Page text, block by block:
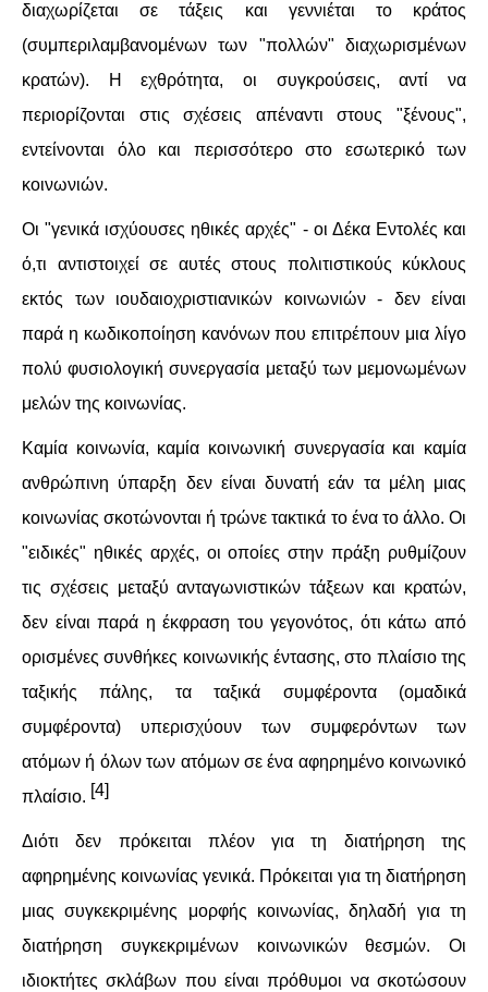
διαχωρίζεται σε τάξεις και γεννιέται το κράτος
(συμπεριλαμβανομένων των "πολλών" διαχωρισμένων
κρατών). Η εχθρότητα, οι συγκρούσεις, αντί να
περιορίζονται στις σχέσεις απέναντι στους "ξένους",
εντείνονται όλο και περισσότερο στο εσωτερικό των
κοινωνιών.
Οι "γενικά ισχύουσες ηθικές αρχές" - οι Δέκα Εντολές και
ό,τι αντιστοιχεί σε αυτές στους πολιτιστικούς κύκλους
εκτός των ιουδαιοχριστιανικών κοινωνιών - δεν είναι
παρά η κωδικοποίηση κανόνων που επιτρέπουν μια λίγο
πολύ φυσιολογική συνεργασία μεταξύ των μεμονωμένων
μελών της κοινωνίας.
Καμία κοινωνία, καμία κοινωνική συνεργασία και καμία
ανθρώπινη ύπαρξη δεν είναι δυνατή εάν τα μέλη μιας
κοινωνίας σκοτώνονται ή τρώνε τακτικά το ένα το άλλο. Οι
"ειδικές" ηθικές αρχές, οι οποίες στην πράξη ρυθμίζουν
τις σχέσεις μεταξύ ανταγωνιστικών τάξεων και κρατών,
δεν είναι παρά η έκφραση του γεγονότος, ότι κάτω από
ορισμένες συνθήκες κοινωνικής έντασης, στο πλαίσιο της
ταξικής πάλης, τα ταξικά συμφέροντα (ομαδικά
συμφέροντα) υπερισχύουν των συμφερόντων των
ατόμων ή όλων των ατόμων σε ένα αφηρημένο κοινωνικό
πλαίσιο. [4]
Διότι δεν πρόκειται πλέον για τη διατήρηση της
αφηρημένης κοινωνίας γενικά. Πρόκειται για τη διατήρηση
μιας συγκεκριμένης μορφής κοινωνίας, δηλαδή για τη
διατήρηση συγκεκριμένων κοινωνικών θεσμών. Οι
ιδιοκτήτες σκλάβων που είναι πρόθυμοι να σκοτώσουν